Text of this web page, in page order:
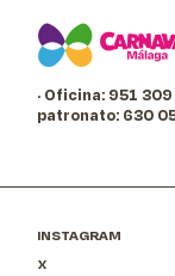
· Oficina: 951
patronato: 630
INSTAGRAM
X